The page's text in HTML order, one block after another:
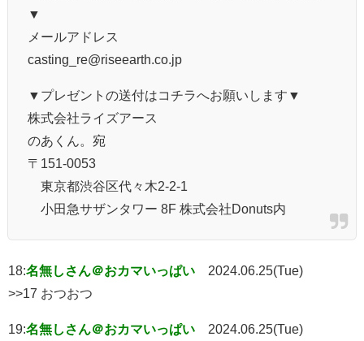
▼
メールアドレス
casting_re@riseearth.co.jp
▼プレゼントの送付はコチラへお願いします▼
株式会社ライズアース
のあくん。宛
〒151-0053
東京都渋谷区代々木2-2-1
小田急サザンタワー 8F 株式会社Donuts内
18:名無しさん＠おカマいっぱい
2024.06.25(Tue)
>>17 おつおつ
19:名無しさん＠おカマいっぱい 2024.06.25(Tue)